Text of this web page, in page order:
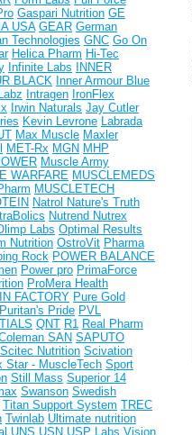
Gaspari Nutrition GE
USA GEAR German
Technologies GNC Go On
Helica Pharm Hi-Tec
Infinite Labs
INNER
BLACK Inner Armour Blue
Intragen IronFlex
Irwin Naturals Jay Cutler
Kevin Levrone Labrada
Max Muscle Maxler
MET-Rx MGN MHP
Muscle Army
WARFARE MUSCLEMEDS
MUSCLETECH
Natrol Nature's Truth
Nutrend Nutrex
Labs Optimal Results
Nutrition OstroVit Pharma
Rock POWER BALANCE
Power pro PrimaForce
ProMera Health
FACTORY Pure Gold
Puritan's Pride PVL
QNT R1 Real Pharm
SAN SAPUTO
Scitec Nutrition Scivation
Star - MuscleTech Sport
Still Mass Superior 14
Swanson Swedish
Titan Support System TREC
Twinlab Ultimate nutrition
UNS USN USP Labs Vision